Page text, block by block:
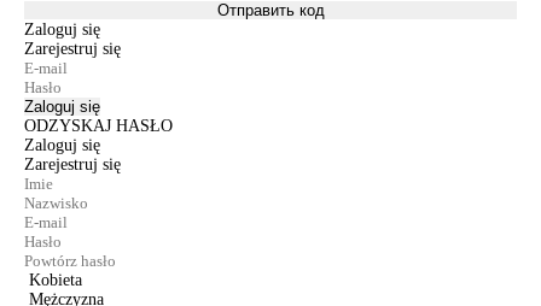
Отправить код
Zaloguj się
Zarejestruj się
Zaloguj się
ODZYSKAJ HASŁO
Zaloguj się
Zarejestruj się
Kobieta
Mężczyzna